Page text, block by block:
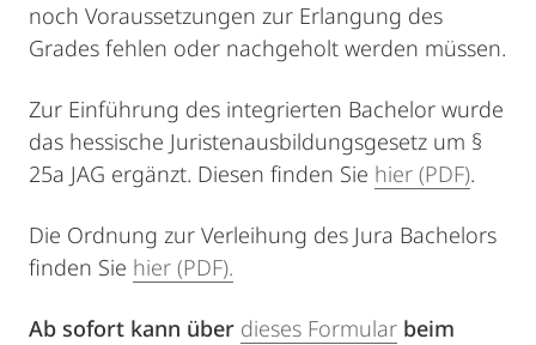
noch Voraussetzungen zur Erlangung des
Grades fehlen oder nachgeholt werden müssen.
Zur Einführung des integrierten Bachelor wurde
das hessische Juristenausbildungsgesetz um §
25a JAG ergänzt. Diesen finden Sie hier (PDF).
Die Ordnung zur Verleihung des Jura Bachelors
finden Sie hier (PDF).
Ab sofort kann über dieses Formular beim